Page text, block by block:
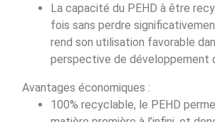
La capacité du PEHD à être
fois sans perdre
rend son utilisation favorable
perspective de développement
Avantages économiques :
100% recyclable, le PEHD